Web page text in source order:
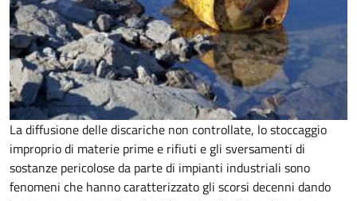
La diffusione delle discariche non controllate, lo stoccaggio
improprio di materie prime e rifiuti e gli sversamenti di
sostanze pericolose da parte di impianti industriali sono
fenomeni che hanno caratterizzato gli scorsi decenni dando